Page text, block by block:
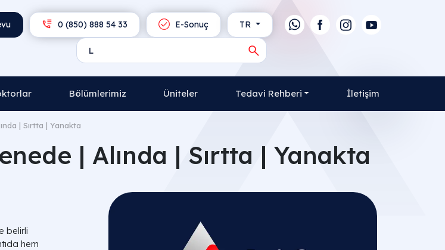
TR
E-Sonuç
0 (850) 888 54 33
Bölümlerimiz Üniteler Tedavi Rehberi İletişim
| Sırtta | Yanakta
| Alında | Sırtta | Yanakta
belirli
hem